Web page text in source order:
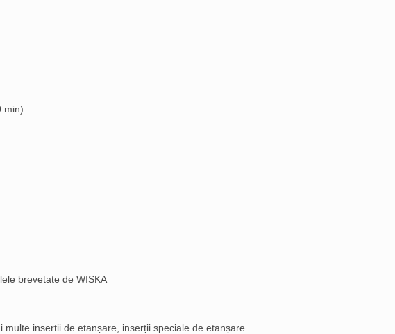
min)
brevetate de WISKA
insertii de etanșare, inserții speciale de etanșare